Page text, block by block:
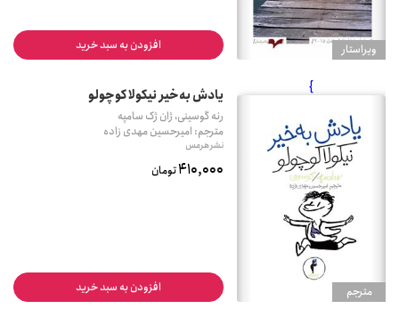
ويراستار افزودن به سبد خرید
مترجم
} یادش به‌خیر نیکولا کوچولو
رنه گوسینی، ژان ژک سامپه
مترجم: امیرحسین مهدی زاده
نشر هرمس
410,000تومان
افزودن به سبد خرید